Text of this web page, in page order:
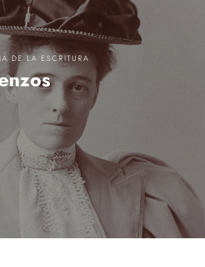
DE LA ESCRITURA